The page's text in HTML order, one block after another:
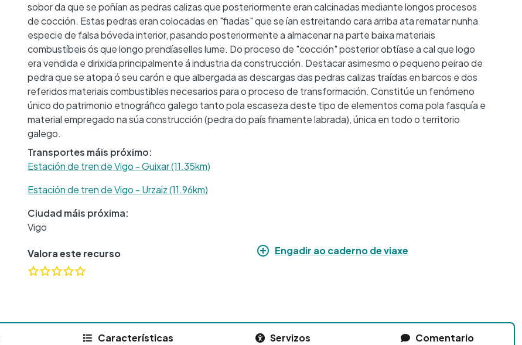
sobor da que se poñían as pedras calizas que posteriormente eran calcinadas mediante longos procesos
de cocción. Estas pedras eran colocadas en "fiadas" que se ían estreitando cara arriba ata rematar nunha
especie de falsa bóveda interior, pasando posteriormente a almacenar na parte baixa materiais
combustíbeis ós que longo prendíaselles lume. Do proceso de "cocción" posterior obtíase a cal que logo
era vendida e dirixida principalmente á industria da construcción. Destacar asimesmo o pequeno peirao de
pedra que se atopa ó seu carón e que albergada as descargas das pedras calizas traídas en barcos e dos
referidos materiais combustibles necesarios para o proceso de transformación. Constitúe un fenómeno
único do patrimonio etnográfico galego tanto pola escaseza deste tipo de elementos coma pola fasquía e
material empregado na súa construcción (pedra do país finamente labrada), única en todo o territorio
galego.
Transportes máis próximo:
Estación de tren de Vigo - Guixar (11.35km)
Estación de tren de Vigo - Urzaiz (11.96km)
Ciudad máis próxima:
Vigo
Valora este recurso Engadir ao caderno de viaxe
Características Servizos Comentario